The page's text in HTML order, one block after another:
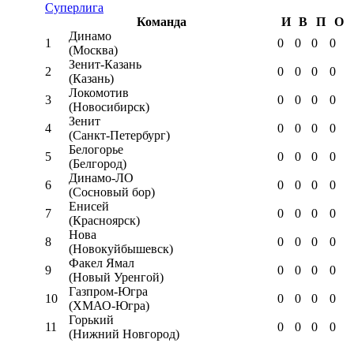
Суперлига
Команда
И В П
О
1
Динамо
(Москва)
0 0 0 0
2
Зенит-Казань
(Казань)
0 0 0 0
3
Локомотив
(Новосибирск)
0 0 0 0
4
Зенит
(Санкт-Петербург)
0 0 0 0
5
Белогорье
(Белгород)
0 0 0 0
6
Динамо-ЛО
(Сосновый бор)
0 0 0 0
7
Енисей
(Красноярск)
0 0 0 0
8
Нова
(Новокуйбышевск)
0 0 0 0
9
Факел Ямал
(Новый Уренгой)
0 0 0 0
10
Газпром-Югра
(ХМАО-Югра)
0 0 0 0
11
Горький
(Нижний Новгород)
0 0 0 0